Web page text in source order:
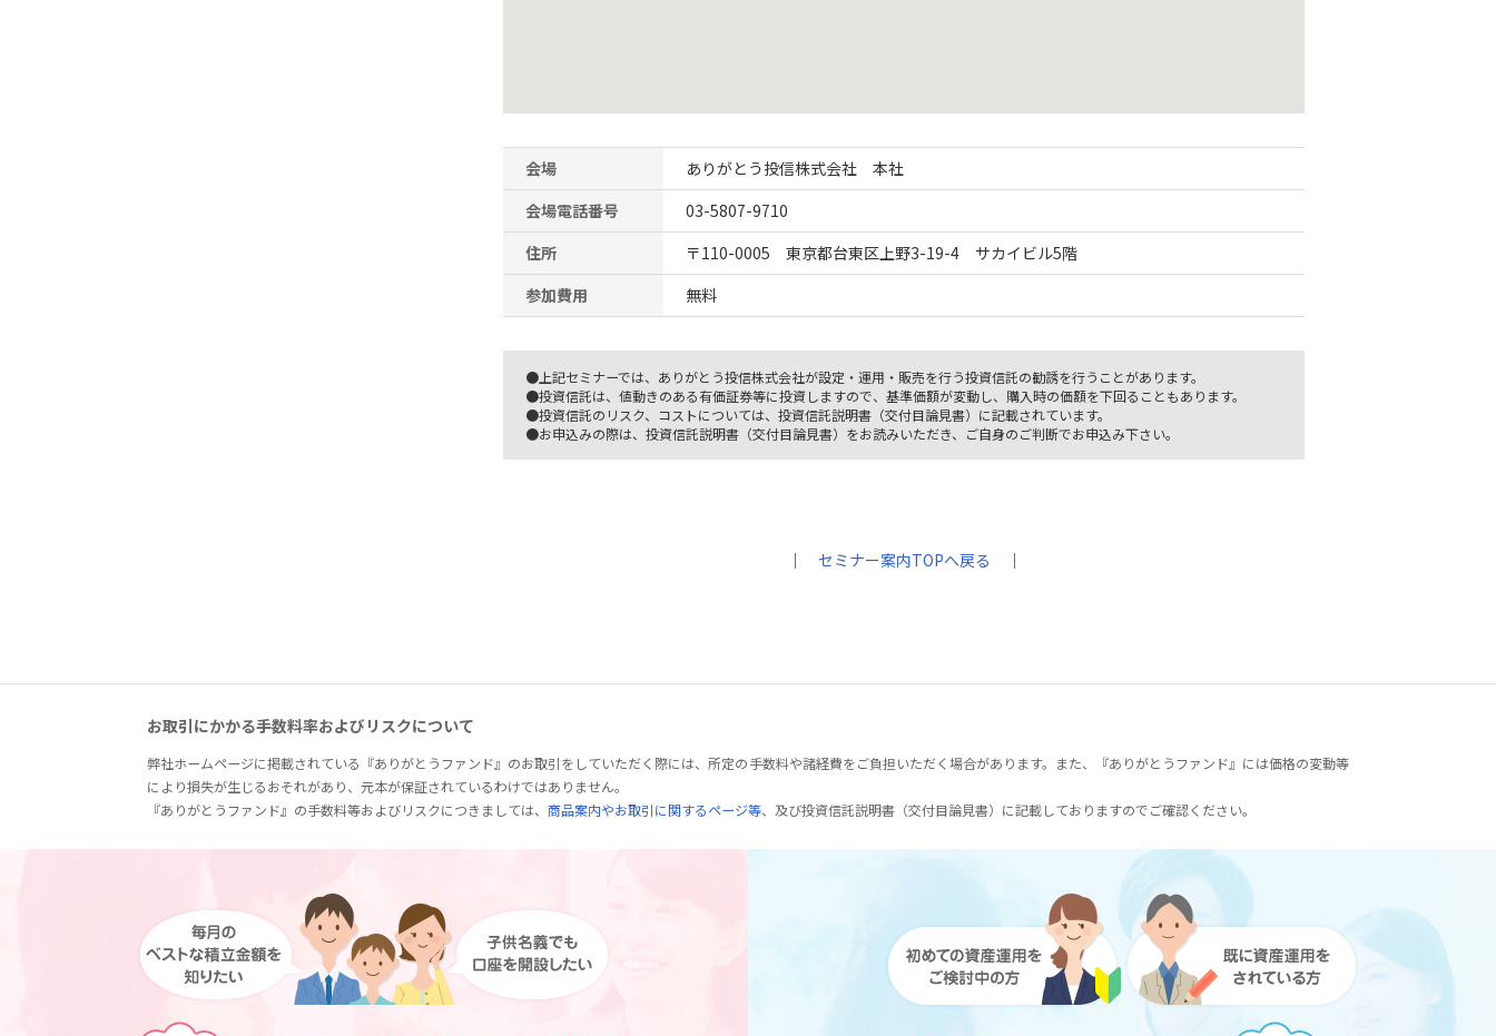
会場
ありがとう投信株式会社 本社
会場電話番号
03-5807-9710
住所
〒110-0005 東京都台東区上野3-19-4 サカイビル5階
参加費用
無料
●上記セミナーでは、ありがとう投信株式会社が設定・運用・販売を行う投資信託の勧誘を行うことがあります。
●投資信託は、値動きのある有価証券等に投資しますので、基準価額が変動し、購入時の価額を下回ることもあります。
●投資信託のリスク、コストについては、投資信託説明書（交付目論見書）に記載されています。
●お申込みの際は、投資信託説明書（交付目論見書）をお読みいただき、ご自身のご判断でお申込み下さい。
｜ セミナー案内TOPへ戻る ｜
お取引にかかる手数料率およびリスクについて
弊社ホームページに掲載されている『ありがとうファンド』のお取引をしていただく際には、所定の手数料や諸経費をご負担いただく場合があります。また、『ありがとうファンド』には価格の変動等
により損失が生じるおそれがあり、元本が保証されているわけではありません。
『ありがとうファンド』の手数料等およびリスクにつきましては、 商品案内やお取引に関するページ等、及び投資信託説明書（交付目論見書）に記載しておりますのでご確認ください。